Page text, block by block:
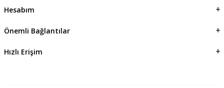
Hesabım
Önemli Bağlantılar
Hızlı Erişim